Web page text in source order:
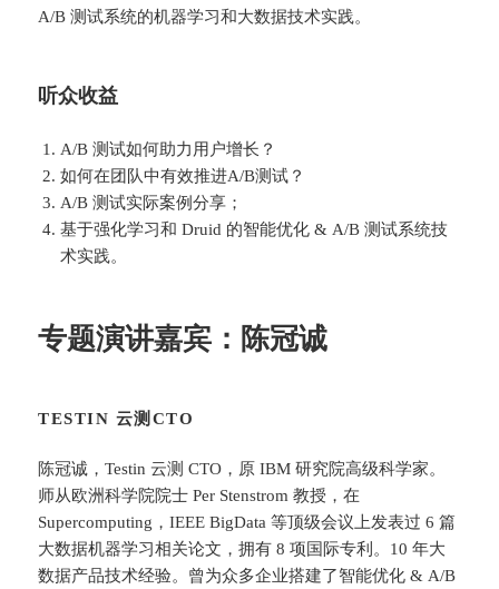
A/B 测试系统的机器学习和大数据技术实践。
听众收益
A/B 测试如何助力用户增长？
如何在团队中有效推进A/B测试？
A/B 测试实际案例分享；
基于强化学习和 Druid 的智能优化 & A/B 测试系统技
术实践。
专题演讲嘉宾： 陈冠诚
TESTIN 云测CTO
陈冠诚，Testin 云测 CTO，原 IBM 研究院高级科学家。
师从欧洲科学院院士 Per Stenstrom 教授，在
Supercomputing，IEEE BigData 等顶级会议上发表过 6 篇
大数据机器学习相关论文，拥有 8 项国际专利。10 年大
数据产品技术经验。曾为众多企业搭建了智能优化 & A/B